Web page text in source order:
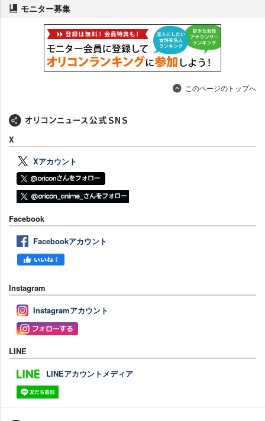
モニター募集
このページのトップへ
X
Xアカウント
Facebook
Facebookアカウント
Instagram
Instagramアカウント
LINE
LINEアカウントメディア